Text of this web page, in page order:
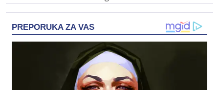
PREPORUKA ZA VAS